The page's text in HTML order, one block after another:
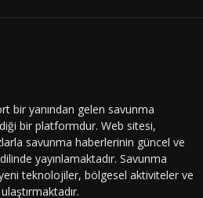
bir yanından gelen savunma
bir platformdur. Web sitesi,
savunma haberlerinin güncel ve
yayınlamaktadır. Savunma
teknolojiler, bölgesel aktiviteler ve